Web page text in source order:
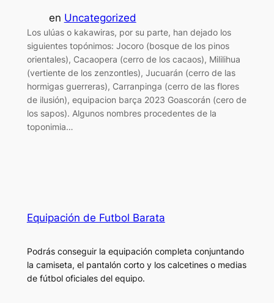
en Uncategorized
Los ulúas o kakawiras, por su parte, han dejado los
siguientes topónimos: Jocoro (bosque de los pinos
orientales), Cacaopera (cerro de los cacaos), Mililihua
(vertiente de los zenzontles), Jucuarán (cerro de las
hormigas guerreras), Carranpinga (cerro de las flores
de ilusión), equipacion barça 2023 Goascorán (cero de
los sapos). Algunos nombres procedentes de la
toponimia…
Equipación de Futbol Barata
Podrás conseguir la equipación completa conjuntando
la camiseta, el pantalón corto y los calcetines o medias
de fútbol oficiales del equipo.